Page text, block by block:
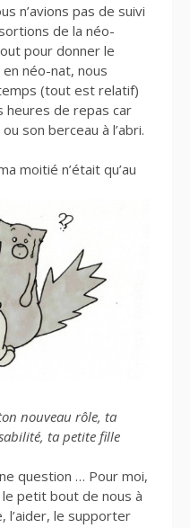
n’avions pas de suivi
de la néo-
pour donner le
néo-nat, nous
(tout est relatif)
heures de repas car
son berceau à l’abri.
moitié n’était qu’au
nouveau rôle, ta
ta petite fille
question … Pour moi,
petit bout de nous à
l’aider, le supporter